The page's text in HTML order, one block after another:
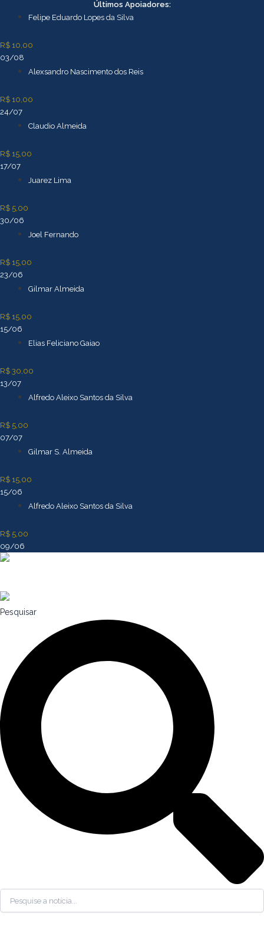
conteúdo
Últimos Apoiadores:
Felipe Eduardo Lopes da Silva
R$ 10,00
03/08
Alexsandro Nascimento dos Reis
R$ 10,00
24/07
Claudio Almeida
R$ 15,00
17/07
Juarez Lima
R$ 5,00
30/06
Joel Fernando
R$ 15,00
23/06
Gilmar Almeida
R$ 15,00
15/06
Elias Feliciano Gaiao
R$ 30,00
13/07
Alfredo Aleixo Santos da Silva
R$ 5,00
07/07
Gilmar S. Almeida
R$ 15,00
15/06
Alfredo Aleixo Santos da Silva
R$ 5,00
09/06
Pesquisar